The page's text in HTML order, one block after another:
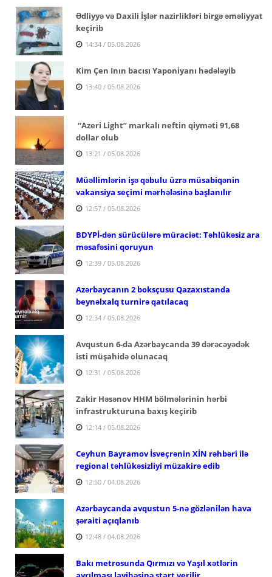
Ədliyyə və Daxili İşlər nazirlikləri birgə əməliyyat
keçirib
14:34 / 05.08.2026
Kim Çen Inın bacısı Yaponiyanı hədələyib
13:40 / 05.08.2026
“Azeri Light” markalı neftin qiyməti 91,68
dollar olub
13:21 / 05.08.2026
Müəllimlərin işə qəbulu üzrə müsabiqənin
vakansiya seçimi mərhələsinə başlanılır
12:57 / 05.08.2026
BDYPİ-dən sürücülərə müraciət: Təhlükəsiz ara
məsafəsini qoruyun
12:39 / 05.08.2026
Azərbaycanın 2 boksçusu Qazaxıstanda
beynəlxalq turnirə qatılacaq
12:34 / 05.08.2026
Avqustun 6-da Azərbaycanda 39 dərəcəyədək
isti müşahidə olunacaq
12:31 / 05.08.2026
Zakir Həsənov HHM bölmələrinin hərbi
infrastrukturuna baxış keçirib
12:14 / 05.08.2026
Ceyhun Bayramov İsveçrənin XİN rəhbəri ilə
regional təhlükəsizliyi müzakirə edib
12:50 / 04.08.2026
Azərbaycanda avqustun 5-nə gözlənilən hava
şəraiti açıqlanıb
12:48 / 04.08.2026
Bakı metrosunda Qırmızı və Yaşıl xətlərin